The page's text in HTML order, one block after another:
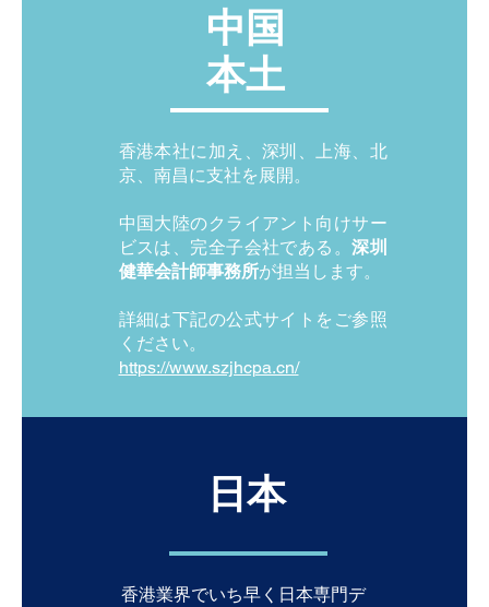
中国
本土
香港本社に加え、深圳、上海、北
京、南昌に支社を展開。
中国大陸のクライアント向けサー
ビスは、完全子会社である。深圳
健華会計師事務所が担当します。
詳細は下記の公式サイトをご参照
ください。
https://www.szjhcpa.cn/
日本
香港業界でいち早く日本専門デ